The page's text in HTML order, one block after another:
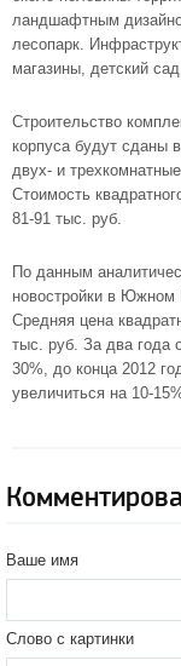
ландшафтным
лесопарк.
магазины, детский
Строительство
корпуса будут сданы
двух- и
Стоимость
81-91 тыс. руб.
По данным
новостройки в Южном
Средняя цена
тыс. руб. За два года
30%, до конца 2012
увеличиться на 10-
Ваше имя
Слово с картинки